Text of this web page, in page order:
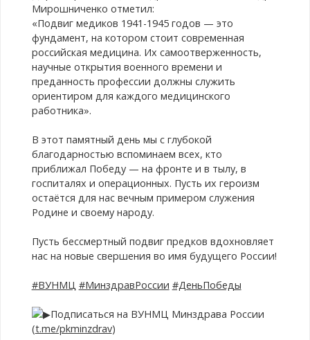
Мирошниченко отметил:
«Подвиг медиков 1941-1945 годов — это
фундамент, на котором стоит современная
российская медицина. Их самоотверженность,
научные открытия военного времени и
преданность профессии должны служить
ориентиром для каждого медицинского
работника».
В этот памятный день мы с глубокой
благодарностью вспоминаем всех, кто
приближал Победу — на фронте и в тылу, в
госпиталях и операционных. Пусть их героизм
остаётся для нас вечным примером служения
Родине и своему народу.
Пусть бессмертный подвиг предков вдохновляет
нас на новые свершения во имя будущего России!
#ВУНМЦ #МинздравРоссии #ДеньПобеды
Подписаться на ВУНМЦ Минздрава России
(t.me/pkminzdrav)